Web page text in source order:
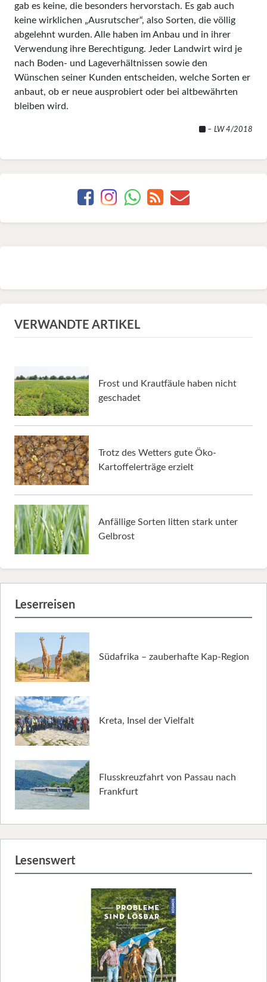
gab es keine, die besonders hervorstach. Es gab auch
keine wirklichen „Ausrutscher“, also Sorten, die völlig
abgelehnt wurden. Alle haben im Anbau und in ihrer
Verwendung ihre Berechtigung. Jeder Landwirt wird je
nach Boden- und Lageverhältnissen sowie den
Wünschen seiner Kunden entscheiden, welche Sorten er
anbaut, ob er neue ausprobiert oder bei altbewährten
bleiben wird.
– LW 4/2018
VERWANDTE ARTIKEL
Frost und Krautfäule haben nicht
geschadet
Trotz des Wetters gute Öko-
Kartoffelerträge erzielt
Anfällige Sorten litten stark unter
Gelbrost
Leserreisen
Südafrika – zauberhafte Kap-Region
Kreta, Insel der Vielfalt
Flusskreuzfahrt von Passau nach
Frankfurt
Lesenswert